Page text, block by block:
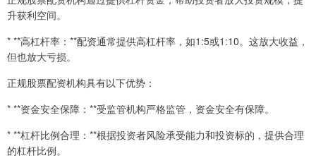
升获利空间。
* **高杠杆率：**配资通常提供高杠杆率，如1:5或1:10。这放大收益，
但也放大亏损。
正规股票配资机构具有以下优势：
* **资金安全保障：**受监管机构严格监管，资金安全有保障。
* **杠杆比例合理：**根据投资者风险承受能力和投资标的，提供合理
的杠杆比例。